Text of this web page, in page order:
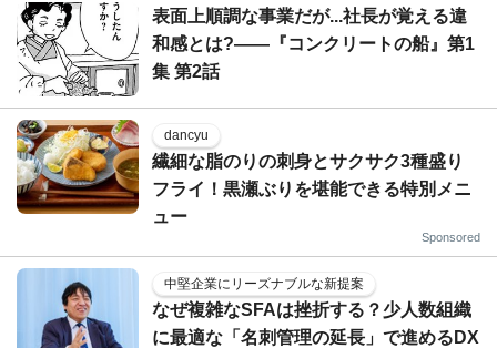
表面上順調な事業だが...社長が覚える違
和感とは?――『コンクリートの船』第1
集 第2話
dancyu
繊細な脂のりの刺身とサクサク3種盛り
フライ！黒瀬ぶりを堪能できる特別メニ
ュー
Sponsored
中堅企業にリーズナブルな新提案
なぜ複雑なSFAは挫折する？少人数組織
に最適な「名刺管理の延長」で進めるDX